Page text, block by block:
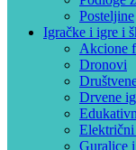
Posteljine
Igračke i igre i
Akcione
Dronovi
Drvene
Guralice